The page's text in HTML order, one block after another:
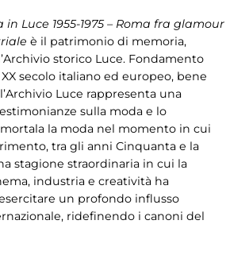
in Luce 1955-1975 – Roma fra glamour
è il patrimonio di memoria,
storico Luce. Fondamento
secolo italiano ed europeo, bene
Luce rappresenta una
sulla moda e lo
la moda nel momento in cui
tra gli anni Cinquanta e la
stagione straordinaria in cui la
industria e creatività ha
un profondo influsso
ridefinendo i canoni del